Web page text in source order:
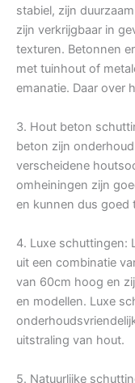
stabiel, zijn
zijn verkrijgbaar in
texturen. Betonnen
met tuinhout of
emanatie. Daar over
3. Hout beton
beton zijn
verscheidene
omheiningen zijn
en kunnen dus goed
4. Luxe schuttingen:
uit een combinatie
van 60cm hoog en
en modellen. Luxe
uitstraling van hout.
5. Natuurlijke